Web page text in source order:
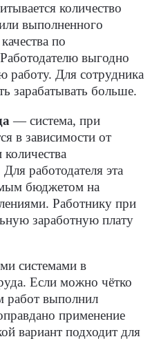
количество
выполненного
по
выгодно
работу. Для сотрудника
зарабатывать больше.
— система, при
в зависимости от
работодателя эта
бюджетом на
Работнику при
заработную плату
системами в
Если можно чётко
работ выполнил
применение
вариант подходит для